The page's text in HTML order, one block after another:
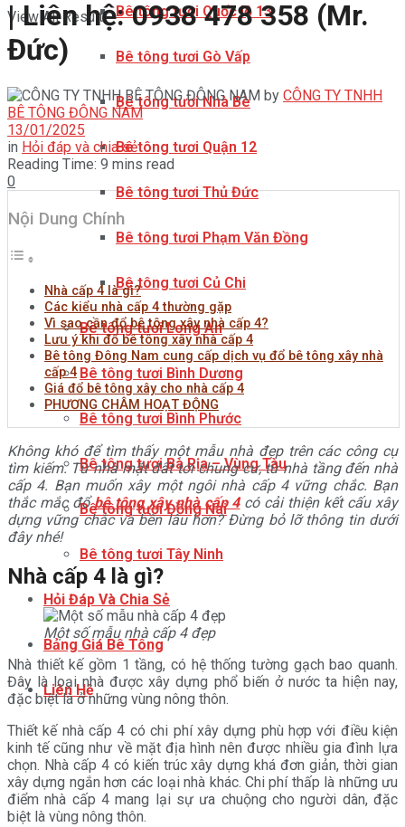
Bê tông tươi Quốc lộ 13
Bê tông tươi Gò Vấp
Bê tông tươi Nhà Bè
Bê tông tươi Quận 12
Bê tông tươi Thủ Đức
Bê tông tươi Phạm Văn Đồng
Bê tông tươi Củ Chi
Bê tông tươi Long An
Bê tông tươi Bình Dương
Bê tông tươi Bình Phước
Bê tông tươi Bà Rịa – Vùng Tàu
Bê tông tươi Đồng Nai
Bê tông tươi Tây Ninh
Hỏi Đáp Và Chia Sẻ
Bảng Giá Bê Tông
Liên Hệ
View All Result
| Liên hệ: 0938 478 358 (Mr.
Đức)
by CÔNG TY TNHH
BÊ TÔNG ĐÔNG NAM
13/01/2025
in Hỏi đáp và chia sẻ
Reading Time: 9 mins read
0
Nội Dung Chính
Nhà cấp 4 là gì?
Các kiểu nhà cấp 4 thường gặp
Vì sao cần đổ bê tông xây nhà cấp 4?
Lưu ý khi đổ bê tông xây nhà cấp 4
Bê tông Đông Nam cung cấp dịch vụ đổ bê tông xây nhà
cấp 4
Giá đổ bê tông xây cho nhà cấp 4
PHƯƠNG CHÂM HOẠT ĐỘNG
Không khó để tìm thấy một mẫu nhà đẹp trên các công cụ
tìm kiếm. Từ nhà mặt đất tới chung cư, từ nhà tầng đến nhà
cấp 4. Bạn muốn xây một ngôi nhà cấp 4 vững chắc. Bạn
thắc mắc đổbê tông xây nhà cấp 4có cải thiện kết cấu xây
dựng vững chắc và bền lâu hơn? Đừng bỏ lỡ thông tin dưới
đây nhé!
Nhà cấp 4 là gì?
Một số mẫu nhà cấp 4 đẹp
Nhà thiết kế gồm 1 tầng, có hệ thống tường gạch bao quanh.
Đây là loại nhà được xây dựng phổ biến ở nước ta hiện nay,
đặc biệt là ở những vùng nông thôn.
Thiết kế nhà cấp 4 có chi phí xây dựng phù hợp với điều kiện
kinh tế cũng như về mặt địa hình nên được nhiều gia đình lựa
chọn. Nhà cấp 4 có kiến trúc xây dựng khá đơn giản, thời gian
xây dựng ngắn hơn các loại nhà khác. Chi phí thấp là những ưu
điểm nhà cấp 4 mang lại sự ưa chuộng cho người dân, đặc
biệt là vùng nông thôn.